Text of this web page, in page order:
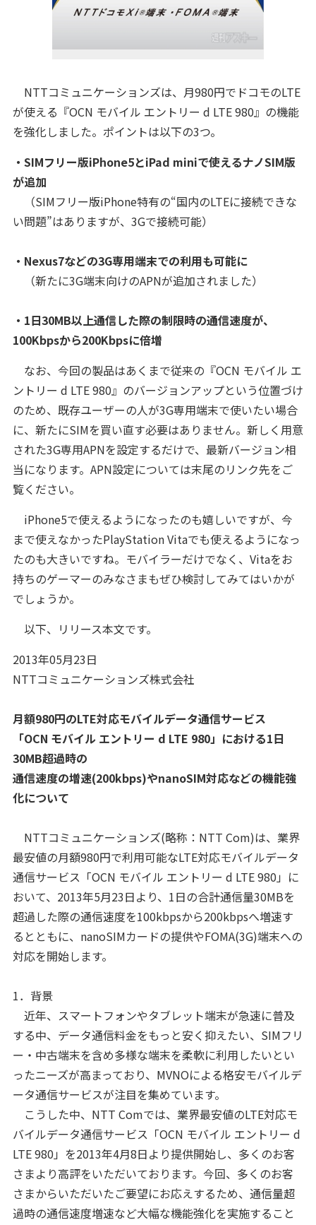
NTTコミュニケーションズは、月980円でドコモのLTE
が使える『OCN モバイル エントリー d LTE 980』の機能
を強化しました。ポイントは以下の3つ。
・SIMフリー版iPhone5とiPad miniで使えるナノSIM版
が追加
（SIMフリー版iPhone特有の“国内のLTEに接続できな
い問題”はありますが、3Gで接続可能）
・Nexus7などの3G専用端末での利用も可能に
（新たに3G端末向けのAPNが追加されました）
・1日30MB以上通信した際の制限時の通信速度が、
100Kbpsから200Kbpsに倍増
なお、今回の製品はあくまで従来の『OCN モバイル エ
ントリー d LTE 980』のバージョンアップという位置づけ
のため、既存ユーザーの人が3G専用端末で使いたい場合
に、新たにSIMを買い直す必要はありません。新しく用意
された3G専用APNを設定するだけで、最新バージョン相
当になります。APN設定については末尾のリンク先をご
覧ください。
iPhone5で使えるようになったのも嬉しいですが、今
まで使えなかったPlayStation Vitaでも使えるようになっ
たのも大きいですね。モバイラーだけでなく、Vitaをお
持ちのゲーマーのみなさまもぜひ検討してみてはいかが
でしょうか。
以下、リリース本文です。
2013年05月23日
NTTコミュニケーションズ株式会社
月額980円のLTE対応モバイルデータ通信サービス
「OCN モバイル エントリー d LTE 980」における1日
30MB超過時の
通信速度の増速(200kbps)やnanoSIM対応などの機能強
化について
NTTコミュニケーションズ(略称：NTT Com)は、業界
最安値の月額980円で利用可能なLTE対応モバイルデータ
通信サービス「OCN モバイル エントリー d LTE 980」に
おいて、2013年5月23日より、1日の合計通信量30MBを
超過した際の通信速度を100kbpsから200kbpsへ増速す
るとともに、nanoSIMカードの提供やFOMA(3G)端末への
対応を開始します。
1．背景
近年、スマートフォンやタブレット端末が急速に普及
する中、データ通信料金をもっと安く抑えたい、SIMフリ
ー・中古端末を含め多様な端末を柔軟に利用したいとい
ったニーズが高まっており、MVNOによる格安モバイルデ
ータ通信サービスが注目を集めています。
こうした中、NTT Comでは、業界最安値のLTE対応モ
バイルデータ通信サービス「OCN モバイル エントリー d
LTE 980」を2013年4月8日より提供開始し、多くのお客
さまより高評をいただいております。今回、多くのお客
さまからいただいたご要望にお応えするため、通信量超
過時の通信速度増速など大幅な機能強化を実施すること